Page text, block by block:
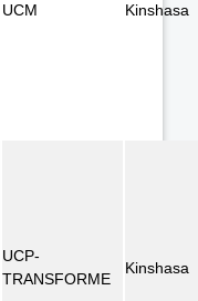
UCM Kinshasa
UCP-
TRANSFORME
Kinshasa